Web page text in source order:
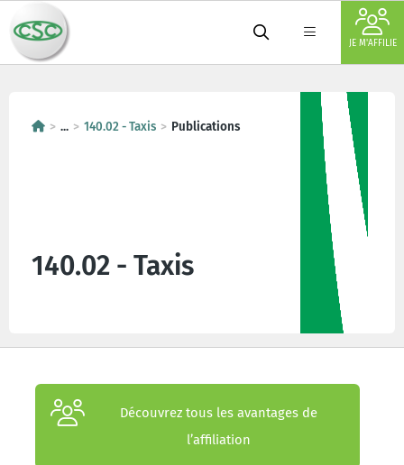
JE M'AFFILIE
... 140.02 - Taxis Publications
140.02 - Taxis
Découvrez tous les avantages de
l’affiliation